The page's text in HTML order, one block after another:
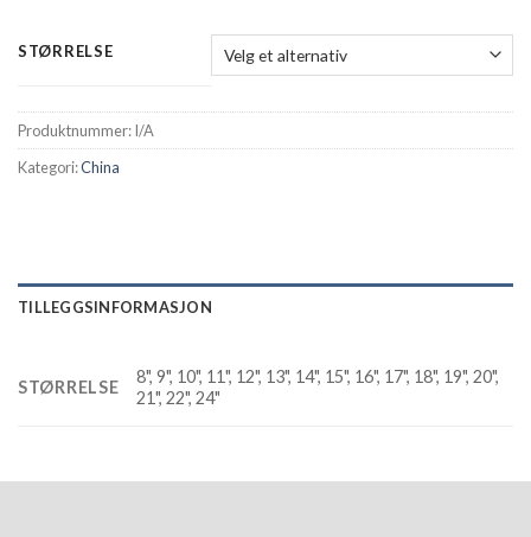
STØRRELSE
Produktnummer:I/A
Kategori:China
TILLEGGSINFORMASJON
STØRRELSE
8", 9", 10", 11", 12", 13", 14", 15", 16", 17", 18", 19", 20",
21", 22", 24"